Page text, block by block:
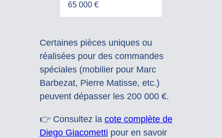
65 000 €
Certaines pièces uniques ou
réalisées pour des commandes
spéciales (mobilier pour Marc
Barbezat, Pierre Matisse, etc.)
peuvent dépasser les 200 000 €.
👉 Consultez la cote complète de
Diego Giacometti pour en savoir